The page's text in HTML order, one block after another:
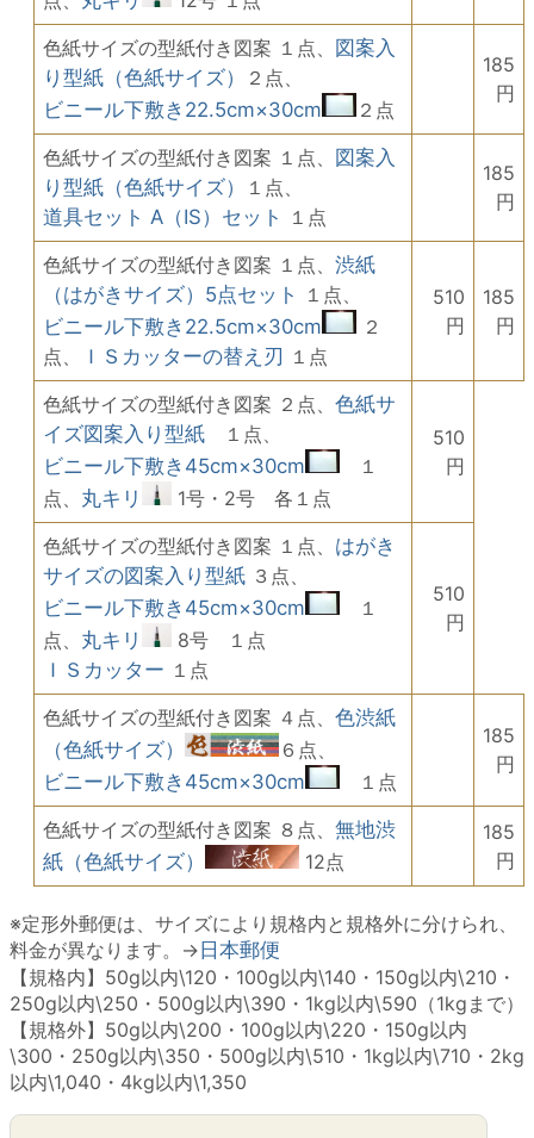
色紙サイズの型紙付き図案 １点、 図案入
り型紙（色紙サイズ）
２点、
ビニール下敷き22.5cm×30cm
２点
185
円
色紙サイズの型紙付き図案 １点、 図案入
り型紙（色紙サイズ）
１点、
道具セット A（IS）セット
１点
185
円
色紙サイズの型紙付き図案 １点、 渋紙
（はがきサイズ）5点セット
１点、
ビニール下敷き22.5cm×30cm
２
点、
ＩＳカッターの替え刃 １点
510
円
185
円
色紙サイズの型紙付き図案 ２点、 色紙サ
イズ図案入り型紙 １点、
ビニール下敷き45cm×30cm
１
点、 丸キリ 1号・2号 各１点
510
円
色紙サイズの型紙付き図案 １点、 はがき
サイズの図案入り型紙 ３点、
ビニール下敷き45cm×30cm
１
点、 丸キリ
8号 １点
ＩＳカッター １点
510
円
色紙サイズの型紙付き図案 ４点、 色渋紙
（色紙サイズ）
６点、
ビニール下敷き45cm×30cm
１点
185
円
色紙サイズの型紙付き図案 ８点、 無地渋
紙（色紙サイズ）
12点
185
円
※定形外郵便は、サイズにより規格内と規格外に分けられ、
料金が異なります。→日本郵便
【規格内】50g以内\120・100g以内\140・150g以内\210・
250g以内\250・500g以内\390・1kg以内\590（1kgまで）
【規格外】50g以内\200・100g以内\220・150g以内
\300・250g以内\350・500g以内\510・1kg以内\710・2kg
以内\1,040・4kg以内\1,350